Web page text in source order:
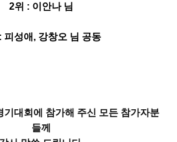
2위 : 이안나 님
피성애, 강창오 님 공동
기대회에 참가해 주신 모든 참가자분
들께